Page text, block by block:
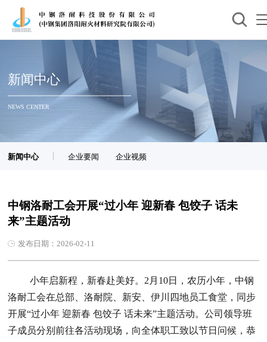
新闻中心
NEWS CENTER
新闻中心 企业要闻 企业视频
中钢洛耐工会开展“过小年 迎新春 包饺子 话未
来”主题活动
发布日期：2026-02-11
小年启新程，新春赴美好。 2月10日，农历小年，中钢
洛耐工会在总部、洛耐院、新安、伊川四地员工食堂，同步
开展“过小年 迎新春 包饺子 话未来”主题活动。公司领导班
子成员分别前往各活动现场，向全体职工致以节日问候，恭